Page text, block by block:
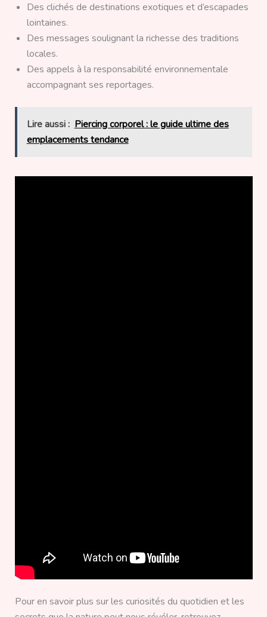
Des clichés de destinations exotiques et d’escapades
lointaines.
Des messages soulignant la richesse des traditions
locales.
Des appels à la responsabilité environnementale
accompagnant ses reportages.
Lire aussi : Piercing corporel : le guide ultime des
emplacements tendance
Pour en savoir plus sur les curiosités du quotidien et les